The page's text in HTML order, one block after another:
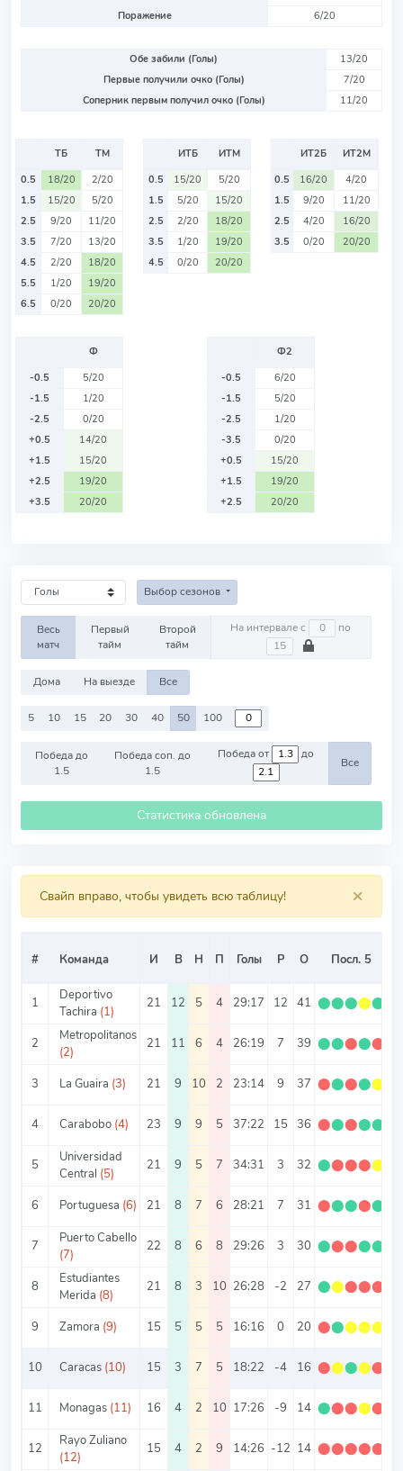
Поражение
6/20
Обе забили (Голы)
13/20
Первые получили очко (Голы)
7/20
Соперник первым получил очко (Голы)
11/20
ТБ
ТМ
0.5
18/20
2/20
1.5
15/20
5/20
2.5
9/20
11/20
3.5
7/20
13/20
4.5
2/20
18/20
5.5
1/20
19/20
6.5
0/20 20/20
ИТБ
ИТМ
0.5
15/20
5/20
1.5
5/20
15/20
2.5
2/20
18/20
3.5
1/20
19/20
4.5
0/20 20/20
ИТ2Б
ИТ2М
0.5
16/20
4/20
1.5
9/20
11/20
2.5
4/20
16/20
3.5
0/20 20/20
Ф
-0.5
5/20
-1.5
1/20
-2.5
0/20
+0.5
14/20
+1.5
15/20
+2.5
19/20
+3.5
20/20
Ф2
-0.5
6/20
-1.5
5/20
-2.5
1/20
-3.5
0/20
+0.5
15/20
+1.5
19/20
+2.5
20/20
Выбор сезонов
Весь
матч
Первый
тайм
Второй
тайм
На интервале с по
Дома На выезде Все
5 10 15 20 30 40 50 100
Победа до
1.5
Победа соп. до
1.5
Победа от до
Все
Статистика обновлена
×
Свайп вправо, чтобы увидеть всю таблицу!
# Команда И В Н П Голы Р О Посл. 5
1
Deportivo
Tachira (1)
21 12 5 4 29:17 12 41 ⬤⬤⬤⬤⬤
2
Metropolitanos
(2)
21 11 6 4 26:19 7 39 ⬤⬤⬤⬤⬤
3 La Guaira (3) 21 9 10 2 23:14 9 37 ⬤⬤⬤⬤⬤
4 Carabobo (4) 23 9 9 5 37:22 15 36 ⬤⬤⬤⬤⬤
5
Universidad
Central (5)
21 9 5 7 34:31 3 32 ⬤⬤⬤⬤⬤
6 Portuguesa (6) 21 8 7 6 28:21 7 31 ⬤⬤⬤⬤⬤
7
Puerto Cabello
(7)
22 8 6 8 29:26 3 30 ⬤⬤⬤⬤⬤
8
Estudiantes
Merida (8)
21 8 3 10 26:28 -2 27 ⬤⬤⬤⬤⬤
9 Zamora (9) 15 5 5 5 16:16 0 20 ⬤⬤⬤⬤⬤
10 Caracas (10) 15 3 7 5 18:22 -4 16 ⬤⬤⬤⬤⬤
11 Monagas (11) 16 4 2 10 17:26 -9 14 ⬤⬤⬤⬤⬤
12
Rayo Zuliano
(12)
15 4 2 9 14:26 -12 14 ⬤⬤⬤⬤⬤